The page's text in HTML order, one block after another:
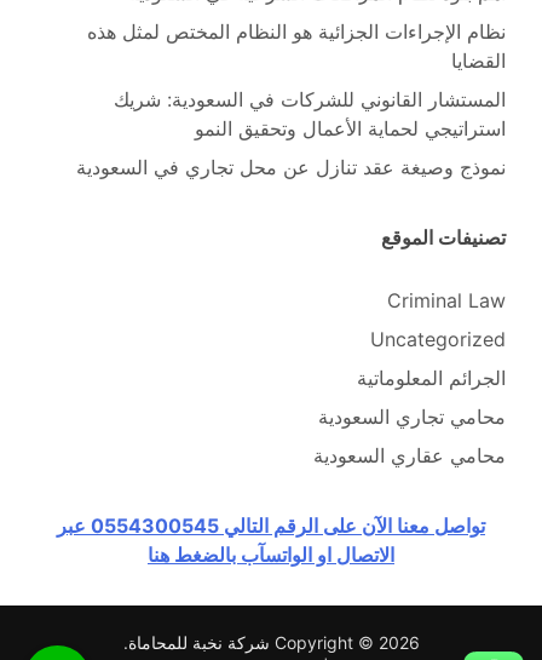
نظام الإجراءات الجزائية هو النظام المختص لمثل هذه
القضايا
المستشار القانوني للشركات في السعودية: شريك
استراتيجي لحماية الأعمال وتحقيق النمو
نموذج وصيغة عقد تنازل عن محل تجاري في السعودية
تصنيفات الموقع
Criminal Law
Uncategorized
الجرائم المعلوماتية
محامي تجاري السعودية
محامي عقاري السعودية
تواصل معنا الآن على الرقم التالي 0554300545 عبر
الاتصال او الواتسآب بالضغط هنا
Copyright © 2026 شركة نخبة للمحاماة.